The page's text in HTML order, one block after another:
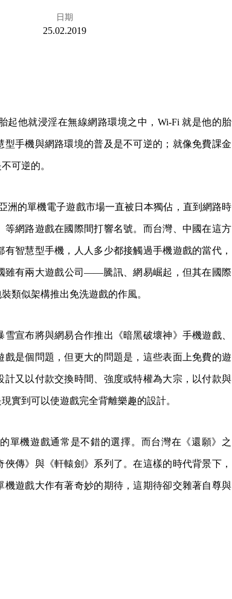
日期
25.02.2019
起他就浸淫在無線網路環境之中，Wi-Fi 就是他的胎
手機與網路環境的普及是不可逆的；就像免費課金
可逆的。
洲的單機電子遊戲市場一直被日本獨佔，直到網路時
網路遊戲在國際間打響名號。而台灣、中國在這方
智慧型手機，人人多少都接觸過手機遊戲的當代，
雖有兩大遊戲公司——騰訊、網易崛起，但其在國際
類似架構推出免洗遊戲的作風。
宣布將與網易合作推出《暗黑破壞神》手機遊戲、
是個問題，但更大的問題是，這些表面上免費的遊
又以付款交換時間、強度或特權為大宗，以付款與
實到可以使遊戲完全背離樂趣的設計。
單機遊戲通常是不錯的選擇。而台灣在《還願》之
傳》與《軒轅劍》系列了。在這樣的時代背景下，
遊戲大作有著奇妙的期待，這期待卻交雜著自尊與